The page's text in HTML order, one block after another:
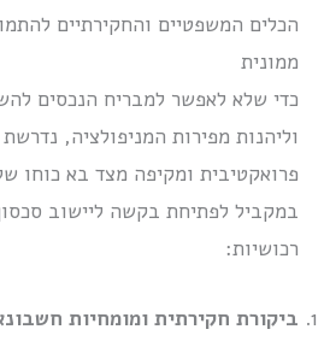
הכלים המשפטיים והחקירתיים
ממונית
כדי שלא לאפשר למבריח הנכסים
וליהנות מפירות המניפולציה,
פרואקטיבית ומקיפה מצד בא כוחו
במקביל לפתיחת בקשה ליישוב
רכושיות:
ביקורת חקירתית ומומחיות